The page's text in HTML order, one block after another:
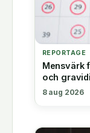
REPORTAGE
Mensvärk
och
8 aug 2026